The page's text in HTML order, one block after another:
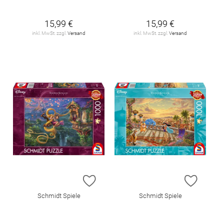
15,99 €
inkl. MwSt. zzgl. Versand
15,99 €
inkl. MwSt. zzgl. Versand
ZUR WUNSCHLISTE HINZUFÜGEN
Schmidt Spiele
ZUR
Schmidt Spiele